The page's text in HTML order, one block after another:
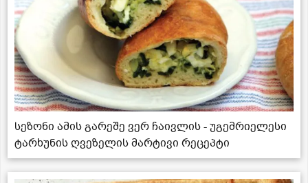
სეზონი ამის გარეშე ვერ ჩაივლის - უგემრიელესი
ტარხუნის ღვეზელის მარტივი რეცეპტი